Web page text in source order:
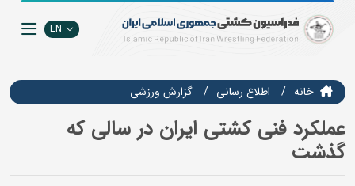
EN
خانه اطلاع رسانی گزارش ورزشی
عملکرد فنی کشتی ایران در سالی که
گذشت